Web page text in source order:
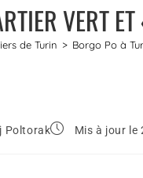
VERT
de Turin > Borgo Po à
Poltorak Mis à jour le